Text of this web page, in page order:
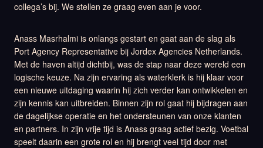
collega’s bij. We stellen ze graag even aan je voor.
Anass Masrhalmi is onlangs gestart en gaat aan de slag als
Port Agency Representative bij Jordex Agencies Netherlands.
Met de haven altijd dichtbij, was de stap naar deze wereld een
logische keuze. Na zijn ervaring als waterklerk is hij klaar voor
een nieuwe uitdaging waarin hij zich verder kan ontwikkelen en
zijn kennis kan uitbreiden. Binnen zijn rol gaat hij bijdragen aan
de dagelijkse operatie en het ondersteunen van onze klanten
en partners. In zijn vrije tijd is Anass graag actief bezig. Voetbal
speelt daarin een grote rol en hij brengt veel tijd door met